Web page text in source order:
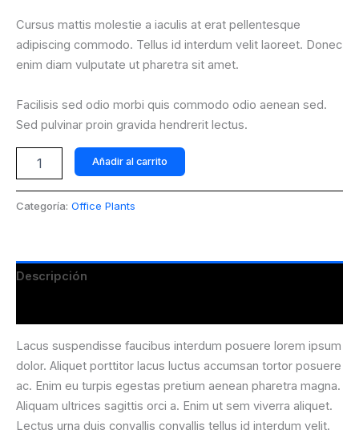
Cursus mattis molestie a iaculis at erat pellentesque
adipiscing commodo. Tellus id interdum velit laoreet. Donec
enim diam vulputate ut pharetra sit amet.
Facilisis sed odio morbi quis commodo odio aenean sed.
Sed pulvinar proin gravida hendrerit lectus.
Añadir al carrito
Categoría: Office Plants
Descripción
Lacus suspendisse faucibus interdum posuere lorem ipsum
dolor. Aliquet porttitor lacus luctus accumsan tortor posuere
ac. Enim eu turpis egestas pretium aenean pharetra magna.
Aliquam ultrices sagittis orci a. Enim ut sem viverra aliquet.
Lectus urna duis convallis convallis tellus id interdum velit.